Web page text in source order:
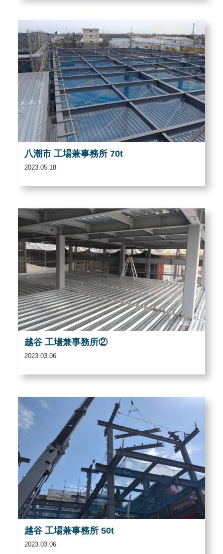
八潮市 工場兼事務所 70t
2023.05.18
越谷 工場兼事務所②
2023.03.06
越谷 工場兼事務所 50t
2023.03.06